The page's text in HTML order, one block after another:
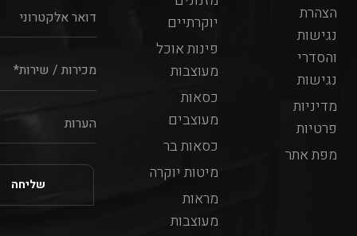
הצהרת
נגישות
והסדרי
נגישות
מדיניות
פרטיות
מפת אתר
יוקרתיים
פינות אוכל
מעוצבות
כסאות
מעוצבים
כסאות בר
מיטות יוקרה
מראות
מעוצבות